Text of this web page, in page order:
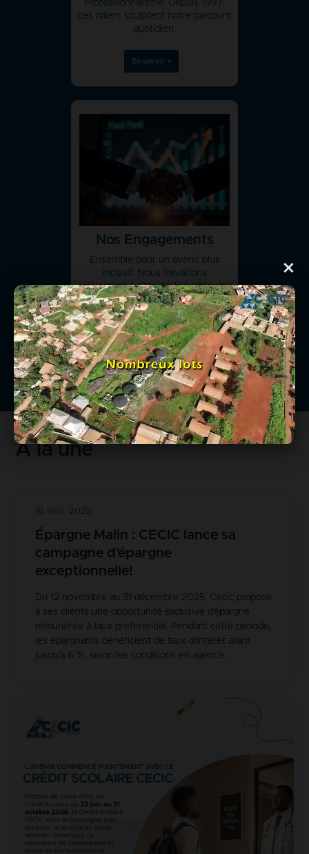
Professionnalisme. Depuis 1997,
ces piliers sculptent notre parcours
quotidien.
En savoir +
Nos Engagements
Ensemble pour un avenir plus
inclusif. Nous travaillons
activement à étendre la portée des
services financiers tant en milieu
urbain que rural.
En savoir +
À la une
16 Nov. 2025
Épargne Malin : CECIC lance sa
campagne d’épargne
exceptionnelle!
Du 12 novembre au 31 décembre 2025, Cecic propose
à ses clients une opportunité exclusive d’épargne
rémunérée à taux préférentiel. Pendant cette période,
les épargnants bénéficient de taux d’intérêt allant
jusqu’à 6 %, selon les conditions en agence.
×